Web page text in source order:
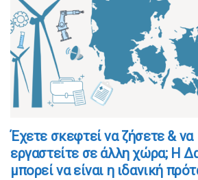
​​Έχετε σκεφτεί να ζήσετε & να
εργαστείτε σε άλλη χώρα; Η
μπορεί να είναι η ιδανική